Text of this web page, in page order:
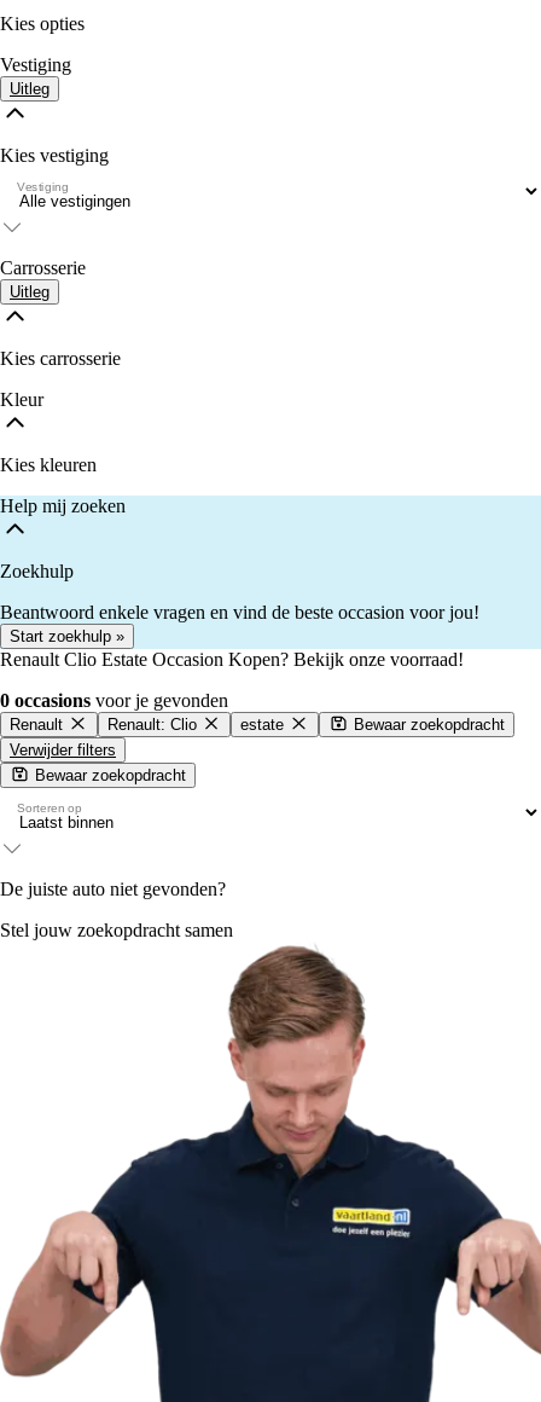
Kies opties
Vestiging
Uitleg
Kies vestiging
Vestiging
Carrosserie
Uitleg
Kies carrosserie
Kleur
Kies kleuren
Help mij zoeken
Zoekhulp
Beantwoord enkele vragen en vind de beste occasion voor jou!
Start zoekhulp »
Renault Clio Estate Occasion Kopen? Bekijk onze voorraad!
0 occasions voor je gevonden
Renault Renault: Clio estate
Bewaar zoekopdracht
Verwijder filters
Bewaar zoekopdracht
Sorteren op
De juiste auto niet gevonden?
Stel jouw zoekopdracht samen